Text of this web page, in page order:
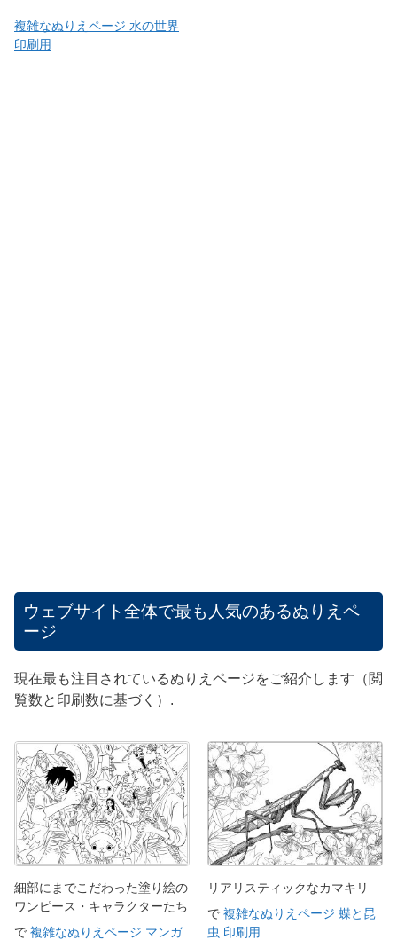
複雑なぬりえページ 水の世界
印刷用
ウェブサイト全体で最も人気のあるぬりえペ
ージ
現在最も注目されているぬりえページをご紹介します（閲
覧数と印刷数に基づく）.
細部にまでこだわった塗り絵の
ワンピース・キャラクターたち
で 複雑なぬりえページ マンガ
リアリスティックなカマキリ
で 複雑なぬりえページ 蝶と昆
虫 印刷用